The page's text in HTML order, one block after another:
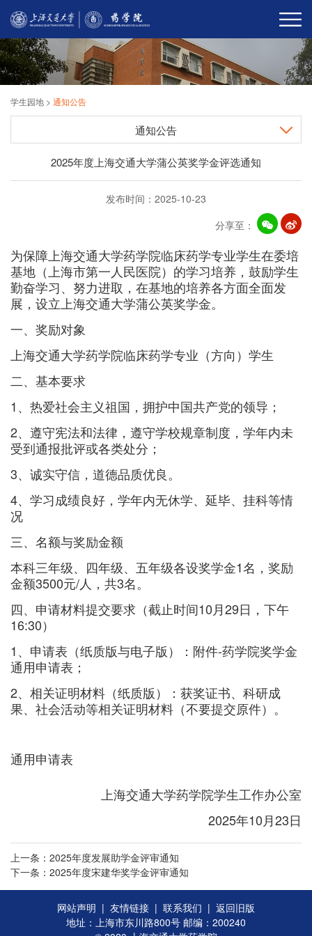
学生园地 > 通知公告
通知公告
2025年度上海交通大学蒲公英奖学金评选通知
发布时间：2025-10-23
分享至：
为保障上海交通大学药学院临床药学专业学生在委培
基地（上海市第一人民医院）的学习培养，鼓励学生
勤奋学习、努力进取，在基地的培养各方面全面发
展，设立上海交通大学蒲公英奖学金。
一、奖励对象
上海交通大学药学院临床药学专业（方向）学生
二、基本要求
1、热爱社会主义祖国，拥护中国共产党的领导；
2、遵守宪法和法律，遵守学校规章制度，学年内未
受到通报批评或各类处分；
3、诚实守信，道德品质优良。
4、学习成绩良好，学年内无休学、延毕、挂科等情
况
三、名额与奖励金额
本科三年级、四年级、五年级各设奖学金1名，奖励
金额3500元/人，共3名。
四、申请材料提交要求（截止时间10月29日，下午
16:30）
1、申请表（纸质版与电子版）：附件-药学院奖学金
通用申请表；
2、相关证明材料（纸质版）：获奖证书、科研成
果、社会活动等相关证明材料（不要提交原件）。
通用申请表
上海交通大学药学院学生工作办公室
2025年10月23日
上一条：2025年度发展助学金评审通知
下一条：2025年度宋建华奖学金评审通知
网站声明 | 友情链接 | 联系我们 | 返回旧版
地址：上海市东川路800号 邮编：200240